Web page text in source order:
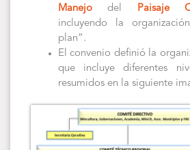
Manejo del Paisaje
incluyendo la
plan”.
El convenio definió la
que incluye diferentes
resumidos en la siguiente